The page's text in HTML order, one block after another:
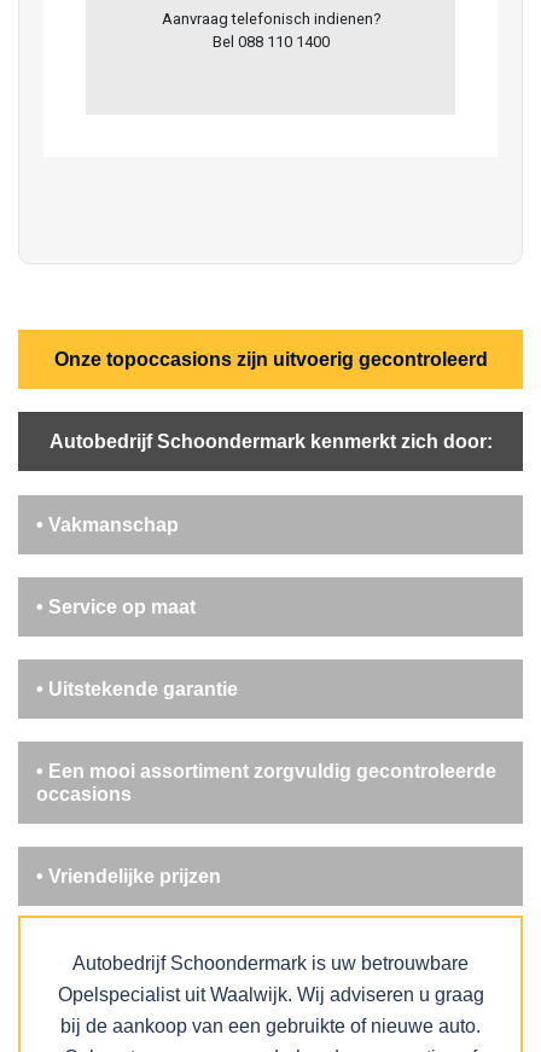
Onze topoccasions zijn uitvoerig gecontroleerd
Autobedrijf Schoondermark kenmerkt zich door:
• Vakmanschap
• Service op maat
• Uitstekende garantie
• Een mooi assortiment zorgvuldig gecontroleerde
occasions
• Vriendelijke prijzen
Autobedrijf Schoondermark is uw betrouwbare
Opelspecialist uit Waalwijk. Wij adviseren u graag
bij de aankoop van een gebruikte of nieuwe auto.